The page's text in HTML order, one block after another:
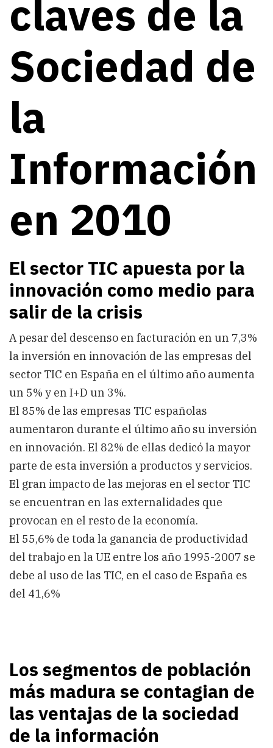
claves de la
Sociedad de
la
Información
en 2010
El sector TIC apuesta por la
innovación como medio para
salir de la crisis
A pesar del descenso en facturación en un 7,3%
la inversión en innovación de las empresas del
sector TIC en España en el último año aumenta
un 5% y en I+D un 3%.
El 85% de las empresas TIC españolas
aumentaron durante el último año su inversión
en innovación. El 82% de ellas dedicó la mayor
parte de esta inversión a productos y servicios.
El gran impacto de las mejoras en el sector TIC
se encuentran en las externalidades que
provocan en el resto de la economía.
El 55,6% de toda la ganancia de productividad
del trabajo en la UE entre los año 1995-2007 se
debe al uso de las TIC, en el caso de España es
del 41,6%
Los segmentos de población
más madura se contagian de
las ventajas de la sociedad
de la información